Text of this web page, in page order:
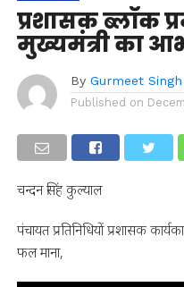
प्रशासक ब्लॉक
मुख्यमंत्री का
By Gurmeet
Published on
चन्दन सिंह कुल्याल
पंचायत प्रतिनिधियों प्रशासक
फल माना,